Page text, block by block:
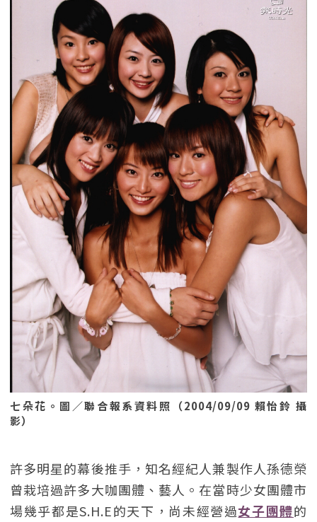
七朵花。圖／聯合報系資料照（2004/09/09 賴怡鈴 攝
影）
許多明星的幕後推手，知名經紀人兼製作人孫德榮
曾栽培過許多大咖團體、藝人。在當時少女團體市
場幾乎都是S.H.E的天下，尚未經營過女子團體的